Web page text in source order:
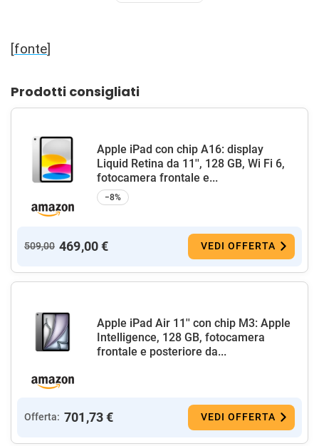
[fonte]
Prodotti consigliati
Apple iPad con chip A16: display
Liquid Retina da 11'', 128 GB, Wi Fi 6,
fotocamera frontale e...
−8%
509,00 469,00 € VEDI OFFERTA
Apple iPad Air 11'' con chip M3: Apple
Intelligence, 128 GB, fotocamera
frontale e posteriore da...
Offerta: 701,73 € VEDI OFFERTA